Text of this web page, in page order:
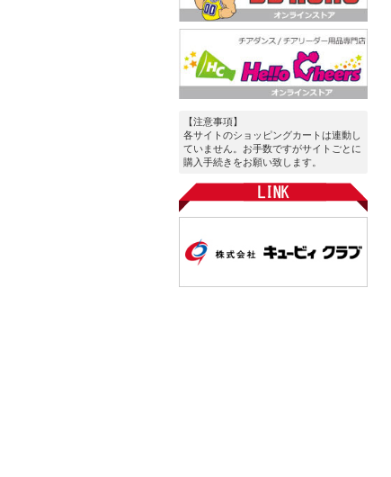
【注意事項】
各サイトのショッピングカートは連動し
ていません。お手数ですがサイトごとに
購入手続きをお願い致します。